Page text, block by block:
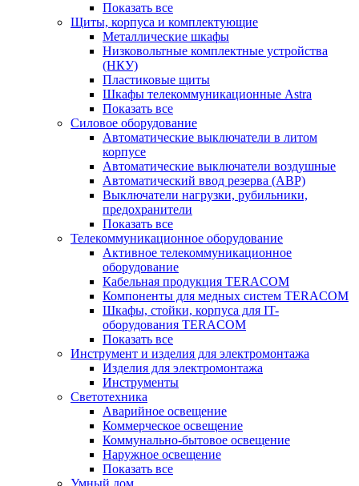
Показать все
Щиты, корпуса и комплектующие
Металлические шкафы
Низковольтные комплектные устройства
(НКУ)
Пластиковые щиты
Шкафы телекоммуникационные Astra
Показать все
Силовое оборудование
Автоматические выключатели в литом
корпусе
Автоматические выключатели воздушные
Автоматический ввод резерва (АВР)
Выключатели нагрузки, рубильники,
предохранители
Показать все
Телекоммуникационное оборудование
Активное телекоммуникационное
оборудование
Кабельная продукция TERACOM
Компоненты для медных систем TERACOM
Шкафы, стойки, корпуса для IT-
оборудования TERACOM
Показать все
Инструмент и изделия для электромонтажа
Изделия для электромонтажа
Инструменты
Светотехника
Аварийное освещение
Коммерческое освещение
Коммунально-бытовое освещение
Наружное освещение
Показать все
Умный дом